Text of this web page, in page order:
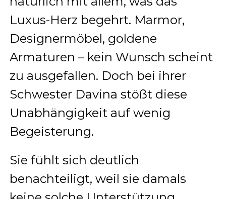
Luxus-Herz begehrt. Marmor,
Designermöbel, goldene
Armaturen – kein Wunsch scheint
zu ausgefallen. Doch bei ihrer
Schwester Davina stößt diese
Unabhängigkeit auf wenig
Begeisterung.
Sie fühlt sich deutlich
benachteiligt, weil sie damals